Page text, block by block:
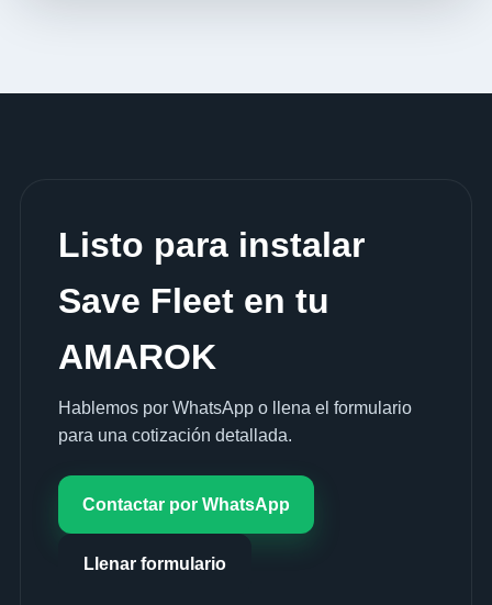
Listo para instalar
Save Fleet en tu
AMAROK
Hablemos por WhatsApp o llena el formulario
para una cotización detallada.
Contactar por WhatsApp
Llenar formulario